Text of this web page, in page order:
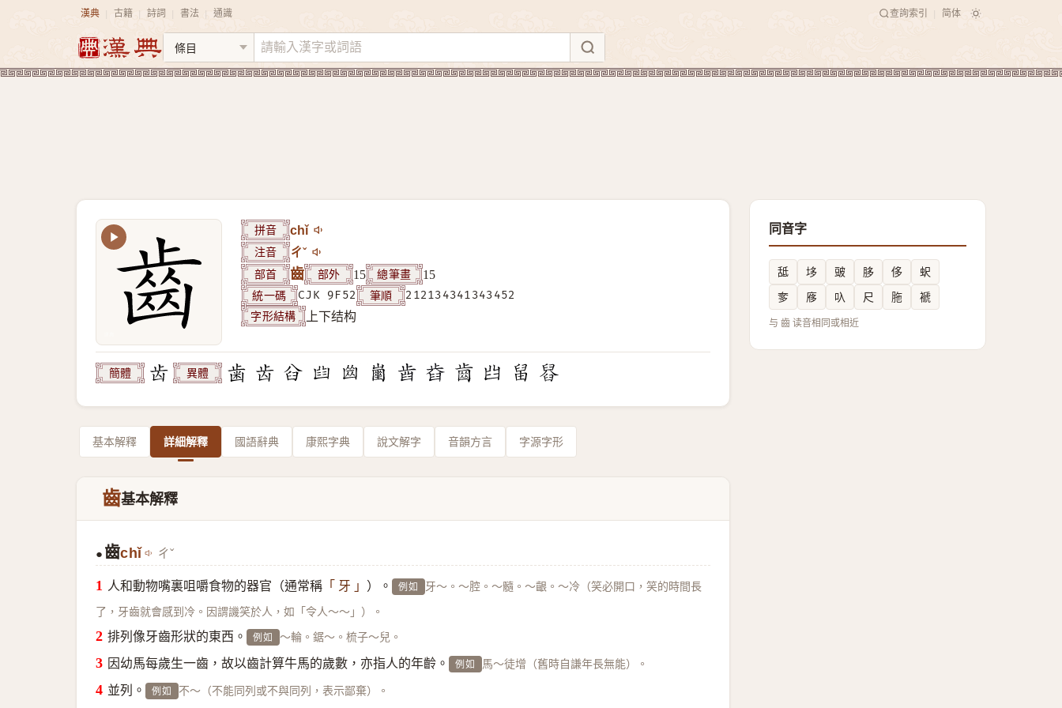
漢典 古籍 詩詞 書法 通識 查詢索引 简体
拼音 chǐ
注音 ㄔˇ
部首 齒 部外 15 總筆畫 15
統一碼 CJK 9F52 筆順 212134341343452
字形結構 上下结构
簡體 異體
基本解釋 詳細解釋 國語辭典 康熙字典 說文解字 音韻方言 字源字形
齒基本解釋
● 齒chǐ ㄔˇ
人和動物嘴裏咀嚼食物的器官（通常稱 「 牙 」 ）。 例如 牙～。～腔。～髓。～齦。～冷（笑必開口，笑的時間長
了，牙齒就會感到冷。因謂譏笑於人，如「令人～～」）。
排列像牙齒形狀的東西。 例如 ～輪。鋸～。梳子～兒。
因幼馬每歲生一齒，故以齒計算牛馬的歲數，亦指人的年齡。 例如 馬～徒增（舊時自謙年長無能）。
並列。 例如 不～（不能同列或不與同列，表示鄙棄）。
同音字
䑛 垑 䜵 䏧 侈
蚇
奓
㢋 叺 尺 胣 褫
与 齒 读音相同或相近